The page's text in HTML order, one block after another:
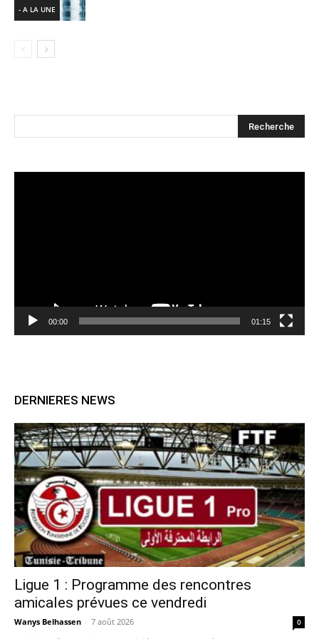
- A LA UNE
00:00 01:15
DERNIERES NEWS
Ligue 1 : Programme des rencontres
amicales prévues ce vendredi
Wanys Belhassen - 7 août 2026 0